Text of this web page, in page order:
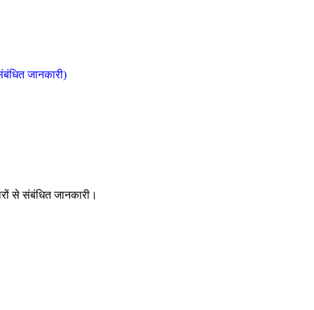
जानकारी)
से संबंधित जानकारी।